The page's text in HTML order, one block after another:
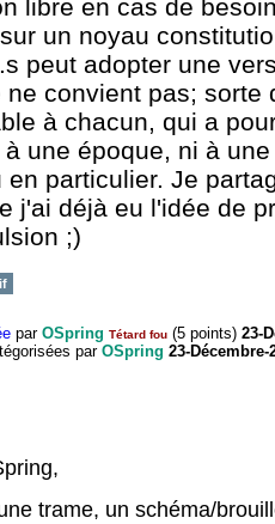
libre en cas de
un noyau
peut adopter une
ne convient pas; sorte
à chacun, qui a
une époque, ni à
en particulier. Je
j'ai déjà eu l'idée de
;)
par OSpring Tétard fou (5 points) 23-
par OSpring 23-Décembre-
trame, un schéma/